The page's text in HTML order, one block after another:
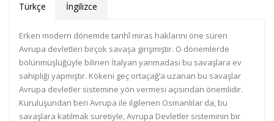
Türkçe İngilizce
Erken modern dönemde tarihî miras haklarını öne süren
Avrupa devletleri birçok savaşa girişmiştir. O dönemlerde
bölünmüşlüğüyle bilinen İtalyan yarımadası bu savaşlara ev
sahipliği yapmıştır. Kökeni geç ortaçağ’a uzanan bu savaşlar
Avrupa devletler sistemine yön vermesi açısından önemlidir.
Kuruluşundan beri Avrupa ile ilgilenen Osmanlılar da, bu
savaşlara katılmak suretiyle, Avrupa Devletler sisteminin bir